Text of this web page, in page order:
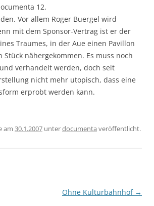
12.
Vor allem Roger Buergel wird
mit dem Sponsor-Vertrag ist er der
Traumes, in der Aue einen Pavillon
Stück nähergekommen. Es muss noch
verhandelt werden, doch seit
nicht mehr utopisch, dass eine
erprobt werden kann.
am 30.1.2007 unterdocumenta veröffentlicht.
Ohne Kulturbahnhof →